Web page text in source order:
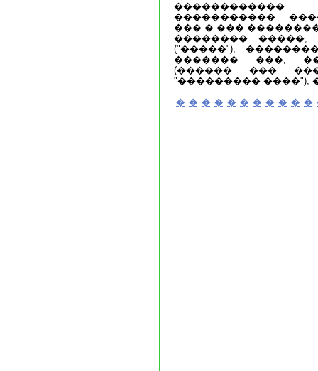
�����������
��� � ���
�������� �����,
("�����"),
������� ���,
(������ ���
"��������� ����"),
� � � � � � � � � � �